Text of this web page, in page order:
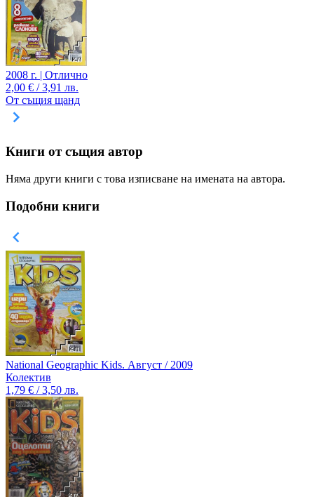
2008 г. | Отлично
2,00 € / 3,91 лв.
От същия щанд
Книги от същия автор
Няма други книги с това изписване на имената на автора.
Подобни книги
National Geographic Kids. Август / 2009
Колектив
1,79 € / 3,50 лв.